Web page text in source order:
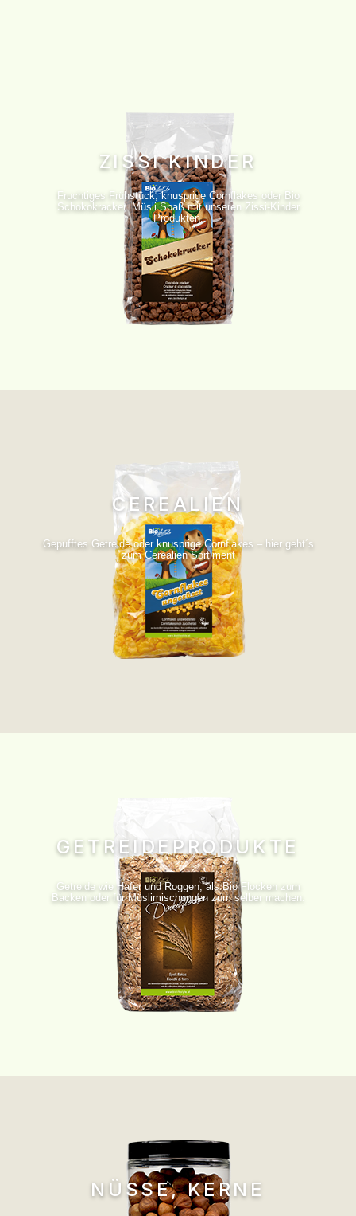
ZISSI KINDER
Fruchtiges Frühstück, knusprige Cornflakes oder Bio
Schokokracker. Müsli Spaß mit unseren Zissi-Kinder
Produkten.
CEREALIEN
Gepufftes Getreide oder knusprige Cornflakes – hier geht´s
zum Cerealien Sortiment
GETREIDEPRODUKTE
Getreide wie Hafer und Roggen, als Bio Flocken zum
Backen oder für Müslimischungen zum selber machen.
NÜSSE, KERNE